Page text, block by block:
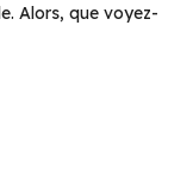
Alors, que voyez-